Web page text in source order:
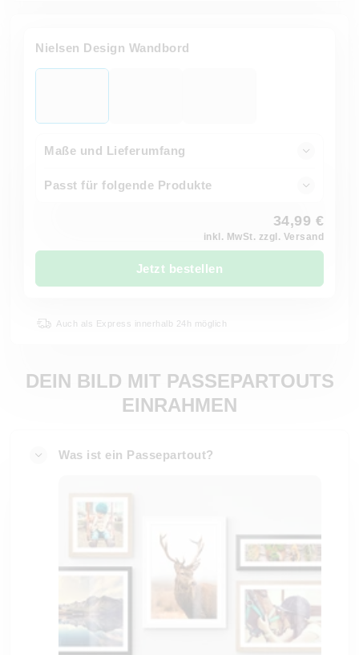
Nielsen Design Wandbord
Maße und Lieferumfang
Passt für folgende Produkte
34,99 €
inkl. MwSt. zzgl. Versand
Jetzt bestellen
Auch als Express innerhalb 24h möglich
DEIN BILD MIT PASSEPARTOUTS
EINRAHMEN
Was ist ein Passepartout?